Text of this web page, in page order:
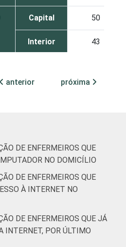
Capital 50
Interior 43
Internação
Com
Internação
50 leitos)
55
Até 30
anos
anterior próxima
DE ENFERMEIROS QUE
NO DOMICÍLIO
DE ENFERMEIROS QUE
À INTERNET NO
DE ENFERMEIROS QUE JÁ
INTERNET, POR ÚLTIMO